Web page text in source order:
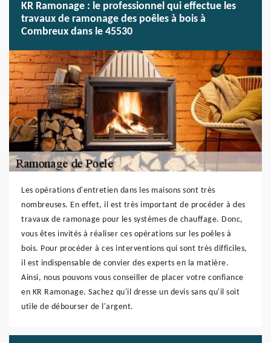
KR Ramonage : le professionnel qui effectue les
travaux de ramonage des poêles à bois à
Combreux dans le 45530
Les opérations d'entretien dans les maisons sont très
nombreuses. En effet, il est très important de procéder à des
travaux de ramonage pour les systèmes de chauffage. Donc,
vous êtes invités à réaliser ces opérations sur les poêles à
bois. Pour procéder à ces interventions qui sont très difficiles,
il est indispensable de convier des experts en la matière.
Ainsi, nous pouvons vous conseiller de placer votre confiance
en KR Ramonage. Sachez qu'il dresse un devis sans qu'il soit
utile de débourser de l'argent.